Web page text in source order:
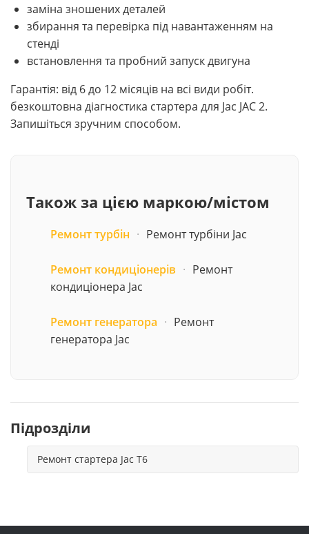
заміна зношених деталей
збирання та перевірка під навантаженням на
стенді
встановлення та пробний запуск двигуна
Гарантія: від 6 до 12 місяців на всі види робіт.
безкоштовна діагностика стартера для Jac JAC 2.
Запишіться зручним способом.
Також за цією маркою/містом
Ремонт турбін · Ремонт турбіни Jac
Ремонт кондиціонерів · Ремонт
кондиціонера Jac
Ремонт генератора · Ремонт
генератора Jac
Підрозділи
Ремонт стартера Jac T6